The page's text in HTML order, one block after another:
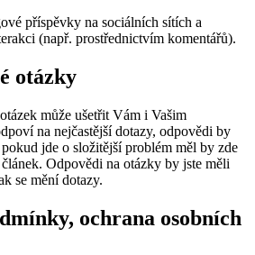
příspěvky na sociálních sítích a
(např. prostřednictvím komentářů).
otázky
může ušetřit Vám i Vašim
na nejčastější dotazy, odpovědi by
jde o složitější problém měl by zde
Odpovědi na otázky by jste měli
se mění dotazy.
ochrana osobních